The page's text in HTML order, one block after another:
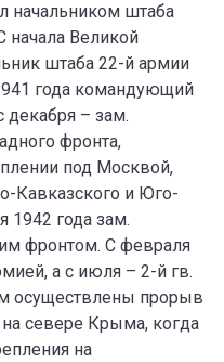
начальником штаба
начала Великой
штаба 22-й армии
года командующий
декабря – зам.
фронта,
под Москвой,
Кавказского и Юго-
1942 года зам.
фронтом. С февраля
а с июля – 2-й гв.
осуществлены прорыв
севере Крыма, когда
на